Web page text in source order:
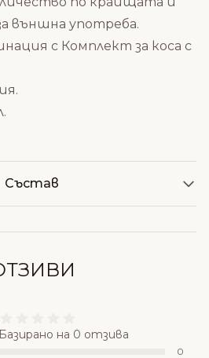
външна употреба.
с Комплект за коса с
Състав
Базирано на 0 отзива
0